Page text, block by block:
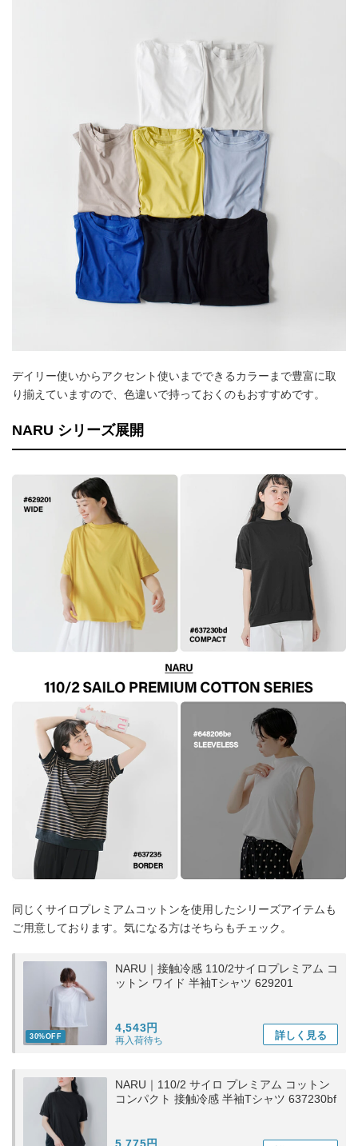
デイリー使いからアクセント使いまでできるカラーまで豊富に取
り揃えていますので、色違いで持っておくのもおすすめです。
NARU シリーズ展開
同じくサイロプレミアムコットンを使用したシリーズアイテムも
ご用意しております。気になる方はそちらもチェック。
30%OFF
NARU｜接触冷感 110/2サイロプレミアム コ
ットン ワイド 半袖Tシャツ 629201
4,543円
再入荷待ち 詳しく 見る
NARU｜110/2 サイロ プレミアム コットン
コンパクト 接触冷感 半袖Tシャツ 637230bf
5,775円